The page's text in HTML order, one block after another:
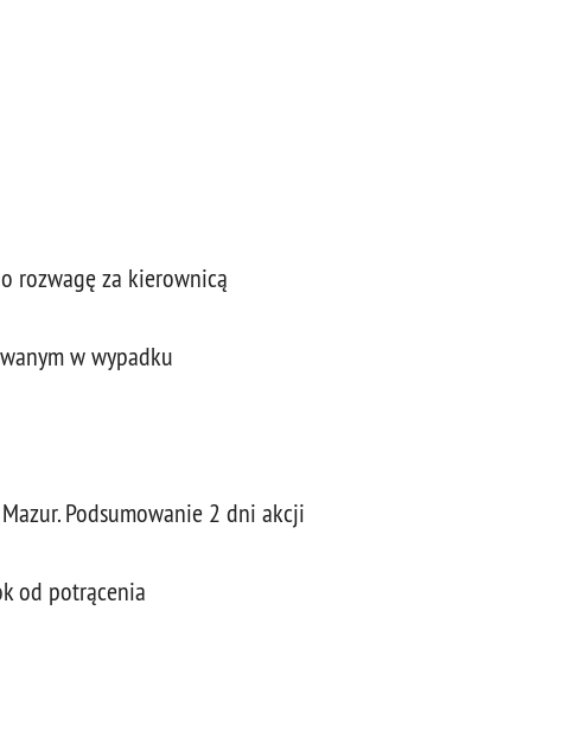
rozwagę za kierownicą
w wypadku
Podsumowanie 2 dni akcji
od potrącenia